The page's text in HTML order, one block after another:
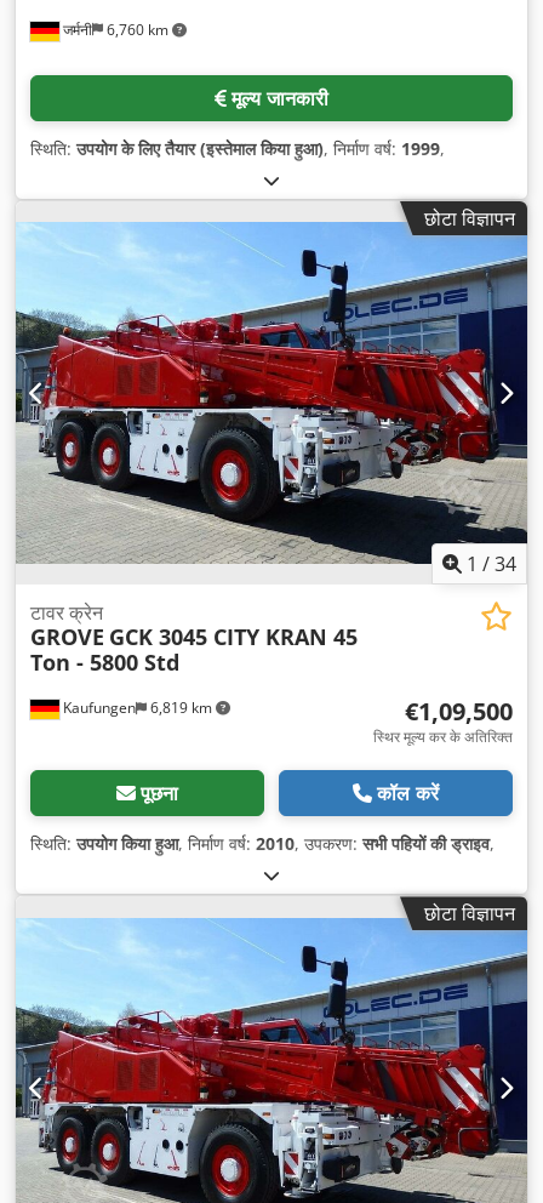
जर्मनी 6,760 km
मूल्य जानकारी
स्थिति:उपयोग के लिए तैयार (इस्तेमाल किया हुआ), निर्माण वर्ष: 1999,
छोटा विज्ञापन
1 /34
Kaufungen 6,819 km
टावर क्रेन
GROVE GCK 3045 CITY KRAN 45
Ton - 5800 Std
€1,09,500
स्थिर मूल्य कर के अतिरिक्त
पूछना कॉल करें
स्थिति:उपयोग किया हुआ, निर्माण वर्ष: 2010, उपकरण:सभी पहियों की ड्राइव,
छोटा विज्ञापन